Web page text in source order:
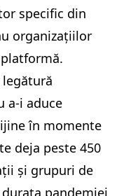
specific din
organizațiilor
a-i aduce
în momente
deja peste 450
și grupuri de